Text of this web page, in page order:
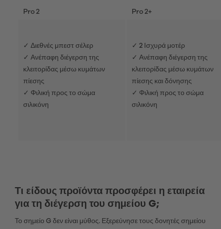
Pro 2 Pro 2+
✓ Διεθνές μπεστ σέλερ
✓ Ανέπαφη διέγερση της
κλειτορίδας μέσω κυμάτων
πίεσης
✓ Φιλική προς το σώμα
σιλικόνη
✓ 2 Ισχυρά μοτέρ
✓ Ανέπαφη διέγερση της
κλειτορίδας μέσω κυμάτων
πίεσης και δόνησης
✓ Φιλική προς το σώμα
σιλικόνη
Τι είδους προϊόντα προσφέρει η εταιρεία
για τη διέγερση του σημείου G;
Το σημείο G δεν είναι μύθος. Εξερεύνησε τους δονητές σημείου